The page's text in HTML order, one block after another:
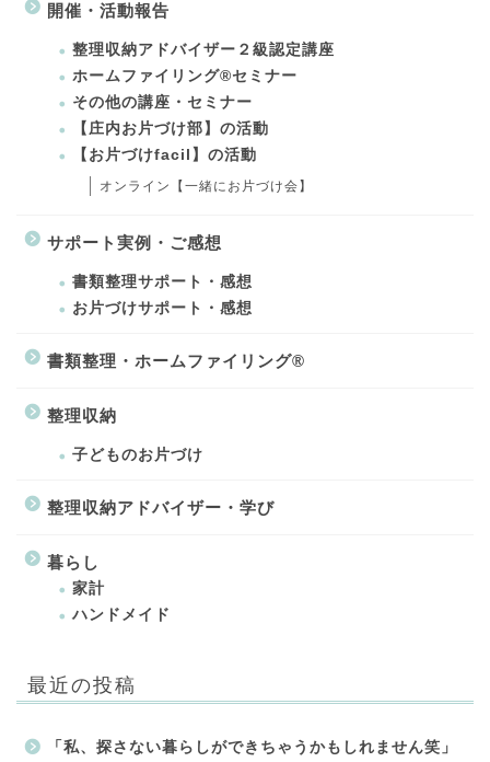
開催・活動報告
整理収納アドバイザー２級認定講座
ホームファイリング®セミナー
その他の講座・セミナー
【庄内お片づけ部】の活動
【お片づけfacil】の活動
オンライン【一緒にお片づけ会】
サポート実例・ご感想
書類整理サポート・感想
お片づけサポート・感想
書類整理・ホームファイリング®
整理収納
子どものお片づけ
整理収納アドバイザー・学び
暮らし
家計
ハンドメイド
最近の投稿
「私、探さない暮らしができちゃうかもしれません笑」